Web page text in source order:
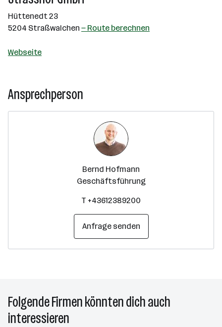
Hüttenedt 23
5204 Straßwalchen — Route berechnen
Webseite
Ansprechperson
Bernd Hofmann
Geschäftsführung
T +43612389200
Anfrage senden
Folgende Firmen könnten dich auch
interessieren